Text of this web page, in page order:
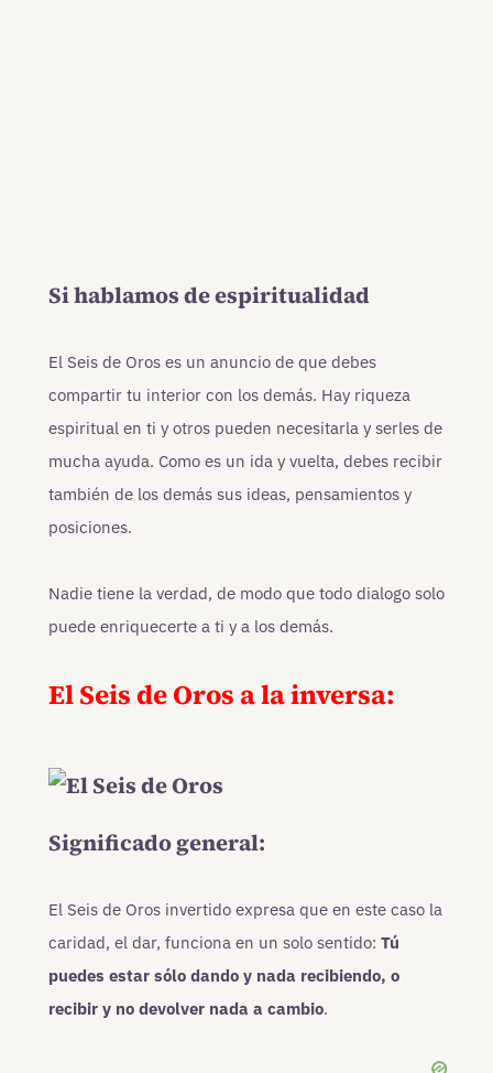
Si hablamos de espiritualidad
El Seis de Oros es un anuncio de que debes
compartir tu interior con los demás. Hay riqueza
espiritual en ti y otros pueden necesitarla y serles de
mucha ayuda. Como es un ida y vuelta, debes recibir
también de los demás sus ideas, pensamientos y
posiciones.
Nadie tiene la verdad, de modo que todo dialogo solo
puede enriquecerte a ti y a los demás.
El Seis de Oros a la inversa:
Significado general:
El Seis de Oros invertido expresa que en este caso la
caridad, el dar, funciona en un solo sentido: Tú
puedes estar sólo dando y nada recibiendo, o
recibir y no devolver nada a cambio.